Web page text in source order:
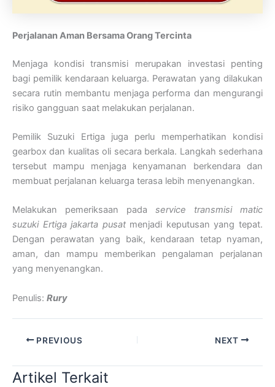
Perjalanan Aman Bersama Orang Tercinta
Menjaga kondisi transmisi merupakan investasi penting
bagi pemilik kendaraan keluarga. Perawatan yang dilakukan
secara rutin membantu menjaga performa dan mengurangi
risiko gangguan saat melakukan perjalanan.
Pemilik Suzuki Ertiga juga perlu memperhatikan kondisi
gearbox dan kualitas oli secara berkala. Langkah sederhana
tersebut mampu menjaga kenyamanan berkendara dan
membuat perjalanan keluarga terasa lebih menyenangkan.
Melakukan pemeriksaan pada service transmisi matic
suzuki Ertiga jakarta pusatmenjadi keputusan yang tepat.
Dengan perawatan yang baik, kendaraan tetap nyaman,
aman, dan mampu memberikan pengalaman perjalanan
yang menyenangkan.
Penulis: Rury
PREVIOUS NEXT
Artikel Terkait